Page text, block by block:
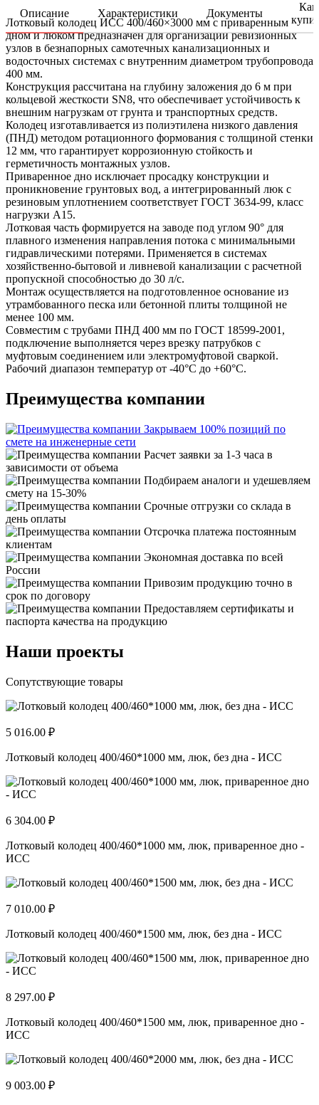
Описание Характеристики Документы
Как
Лотковый колодец ИСС 400/460×3000 мм с приваренным
дном и люком предназначен для организации ревизионных
узлов в безнапорных самотечных канализационных и
водосточных системах с внутренним диаметром трубопровода
400 мм.
Конструкция рассчитана на глубину заложения до 6 м при
кольцевой жесткости SN8, что обеспечивает устойчивость к
внешним нагрузкам от грунта и транспортных средств.
Колодец изготавливается из полиэтилена низкого давления
(ПНД) методом ротационного формования с толщиной стенки
12 мм, что гарантирует коррозионную стойкость и
герметичность монтажных узлов.
Приваренное дно исключает просадку конструкции и
проникновение грунтовых вод, а интегрированный люк с
резиновым уплотнением соответствует ГОСТ 3634-99, класс
нагрузки А15.
Лотковая часть формируется на заводе под углом 90° для
плавного изменения направления потока с минимальными
гидравлическими потерями. Применяется в системах
хозяйственно-бытовой и ливневой канализации с расчетной
пропускной способностью до 30 л/с.
Монтаж осуществляется на подготовленное основание из
утрамбованного песка или бетонной плиты толщиной не
менее 100 мм.
Совместим с трубами ПНД 400 мм по ГОСТ 18599-2001,
подключение выполняется через врезку патрубков с
муфтовым соединением или электромуфтовой сваркой.
Рабочий диапазон температур от -40°C до +60°C.
Преимущества компании
Закрываем 100% позиций по
смете на инженерные сети
Расчет заявки за 1-3 часа в
зависимости от объема
Подбираем аналоги и удешевляем
смету на 15-30%
Срочные отгрузки со склада в
день оплаты
Отсрочка платежа постоянным
клиентам
Экономная доставка по всей
России
Привозим продукцию точно в
срок по договору
Предоставляем сертификаты и
паспорта качества на продукцию
Наши проекты
Сопутствующие товары
5 016.00 ₽
Лотковый колодец 400/460*1000 мм, люк, без дна - ИСС
6 304.00 ₽
Лотковый колодец 400/460*1000 мм, люк, приваренное дно -
ИСС
7 010.00 ₽
Лотковый колодец 400/460*1500 мм, люк, без дна - ИСС
8 297.00 ₽
Лотковый колодец 400/460*1500 мм, люк, приваренное дно -
ИСС
9 003.00 ₽